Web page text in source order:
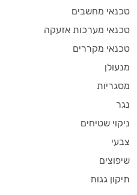
טכנאי מחשבים
טכנאי מערכות אזעקה
טכנאי מקררים
מנעולן
מסגריות
נגר
ניקוי שטיחים
צבעי
שיפוצים
תיקון גגות